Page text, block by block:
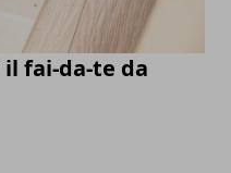
fai-da-te da